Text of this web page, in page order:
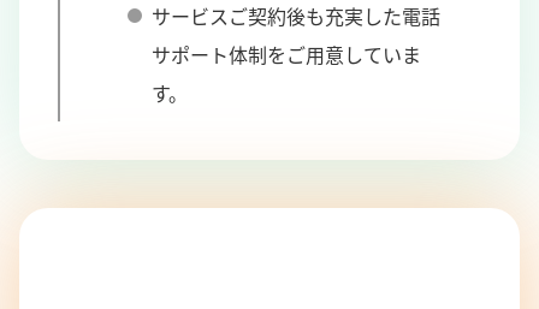
サービスご契約後も充実した電話
サポート体制をご用意していま
す。